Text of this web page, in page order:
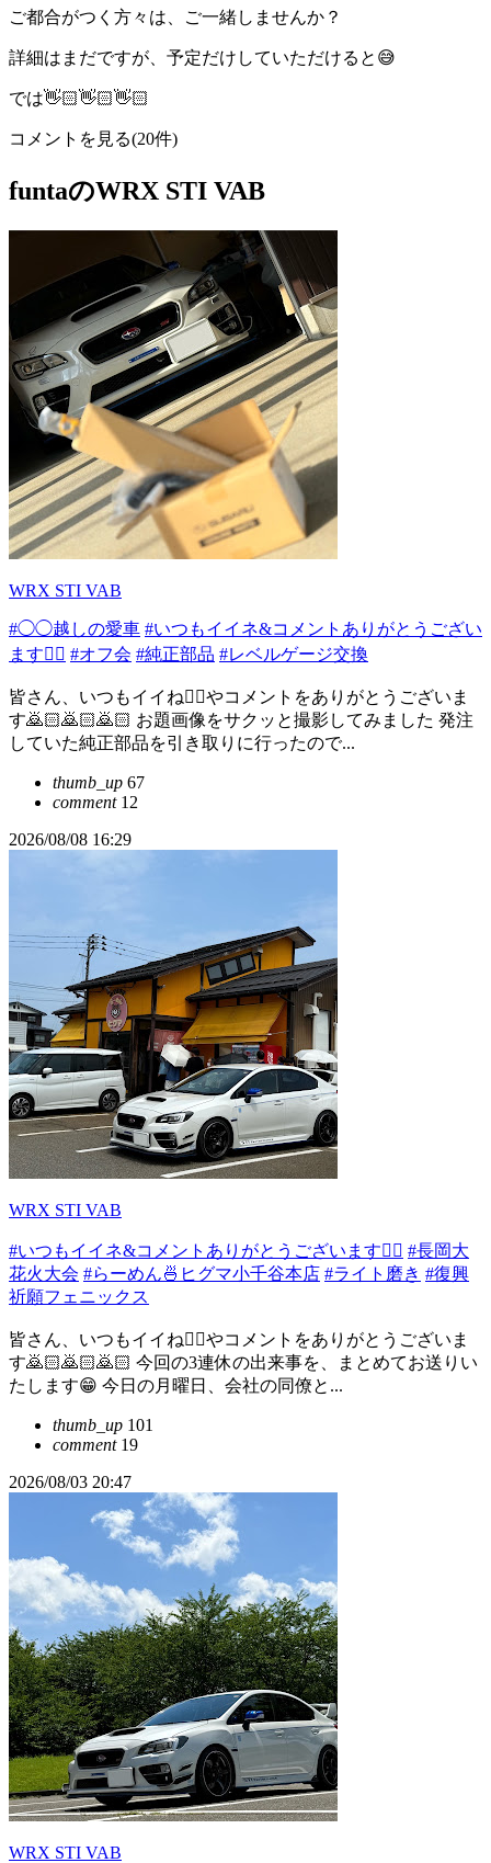
ご都合がつく方々は、ご一緒しませんか？
詳細はまだですが、予定だけしていただけると😅
では👋🏻👋🏻👋🏻
コメントを見る(20件)
funtaのWRX STI VAB
WRX STI VAB
#◯◯越しの愛車 #いつもイイネ&コメントありがとうござい
ます🙇‍♂️ #オフ会 #純正部品 #レベルゲージ交換
皆さん、いつもイイね👍🏻やコメントをありがとうございま
す🙇🏻️🙇🏻️🙇🏻️ お題画像をサクッと撮影してみました 発注
していた純正部品を引き取りに行ったので...
thumb_up 67
comment12
2026/08/08 16:29
WRX STI VAB
#いつもイイネ&コメントありがとうございます🙇‍♂️ #長岡大
花火大会 #らーめん🍜ヒグマ小千谷本店 #ライト磨き #復興
祈願フェニックス
皆さん、いつもイイね👍🏻やコメントをありがとうございま
す🙇🏻️🙇🏻️🙇🏻️ 今回の3連休の出来事を、まとめてお送りい
たします😁 今日の月曜日、会社の同僚と...
thumb_up 101
comment19
2026/08/03 20:47
WRX STI VAB